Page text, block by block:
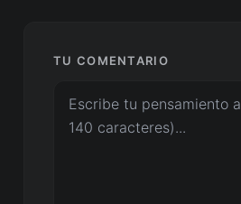
TU COMENTARIO